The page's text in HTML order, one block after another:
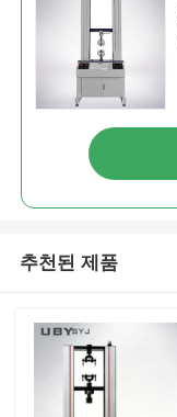
추천된 제품